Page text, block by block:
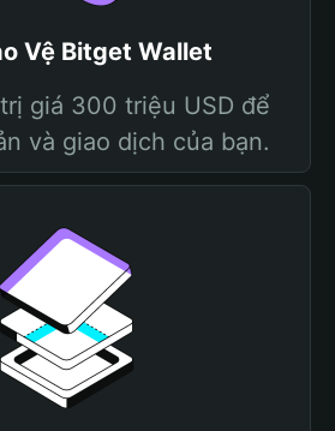
Vệ Bitget Wallet
giá 300 triệu USD để
và giao dịch của bạn.